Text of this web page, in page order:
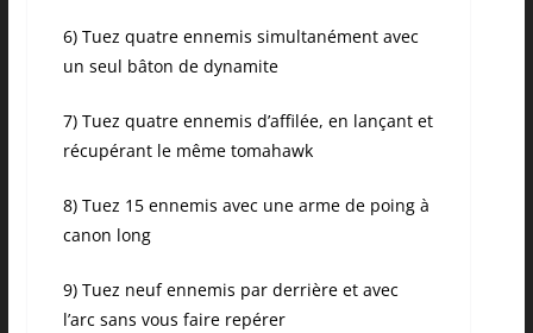
6) Tuez quatre ennemis simultanément avec
un seul bâton de dynamite
7) Tuez quatre ennemis d’affilée, en lançant et
récupérant le même tomahawk
8) Tuez 15 ennemis avec une arme de poing à
canon long
9) Tuez neuf ennemis par derrière et avec
l’arc sans vous faire repérer